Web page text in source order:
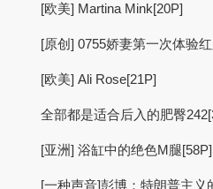
[欧美] Martina Mink[20P]
[原创] 0755娇妻第一次体验
[欧美] Ali Rose[21P]
全部都是适合后入的肥臀
[亚洲] 浴缸中的绝色M腿[58P]
[一种声音]彭博：特朗普主义